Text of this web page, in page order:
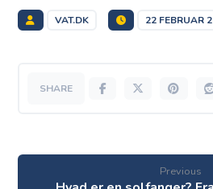
VAT.DK 22 FEBRUAR
Previous